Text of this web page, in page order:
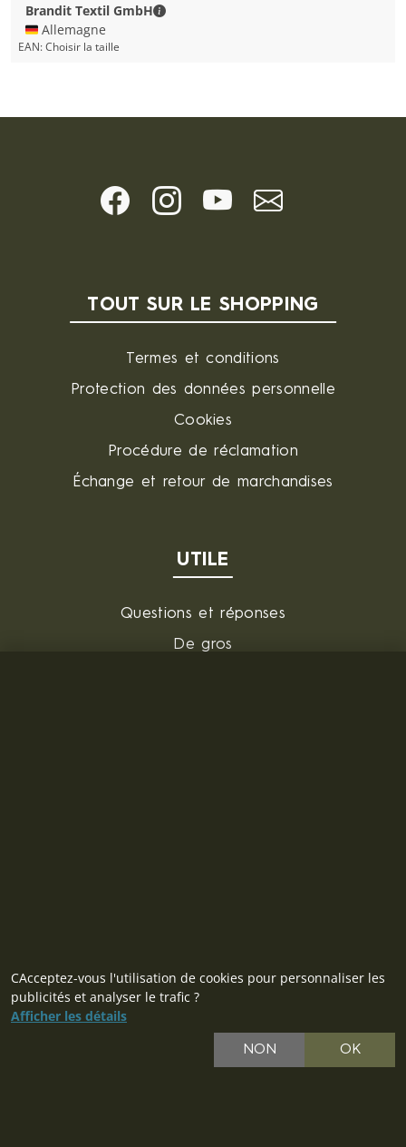
CAcceptez-vous l'utilisation de cookies pour personnaliser les
publicités et analyser le trafic ?
Afficher les détails
NON OK
Brandit Textil GmbH
Brandit Textil GmbH - Coordonnées
🇩🇪 Allemagne
EAN:Choisir la taille
TOUT SUR LE SHOPPING
Termes et conditions
Protection des données personnelle
Cookies
Procédure de réclamation
Échange et retour de marchandises
UTILE
Questions et réponses
De gros